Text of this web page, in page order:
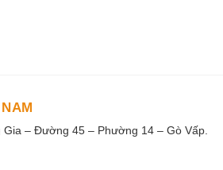
– Đường 45 – Phường 14 – Gò Vấp.